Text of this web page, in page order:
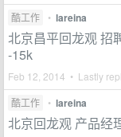
酷工作 • lareina
北京昌平回龙观 招
-15k
Feb 12, 2014 • Lastly
酷工作 • lareina
北京回龙观 产品经